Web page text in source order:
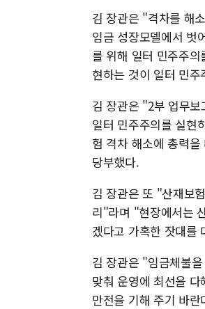
김 장관은 "격차를 해
임금 성장모델에서 벗
를 위해 일터 민주주
현하는 것이 일터 민
김 장관은 "2부 업무보
일터 민주주의를 실현
험 격차 해소에 총력
당부했다.
김 장관은 또 "산재보
리"라며 "현장에서는
겠다고 가혹한 잣대를
김 장관은 "임금체불
맞춰 운영에 최선을
만전을 기해 주기 바